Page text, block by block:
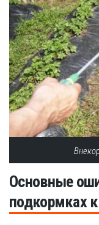
Основные
подкормках